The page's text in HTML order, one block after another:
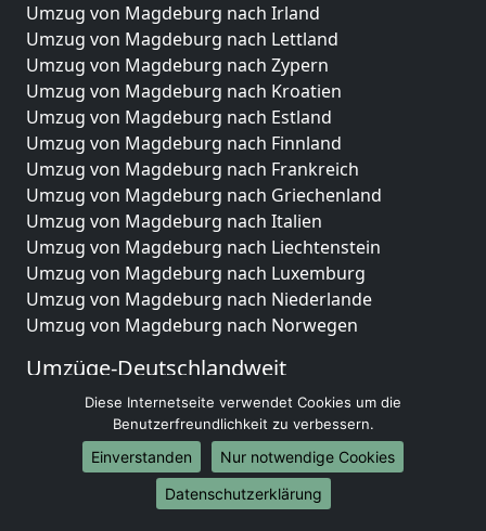
Umzug von Magdeburg nach Irland
Umzug von Magdeburg nach Lettland
Umzug von Magdeburg nach Zypern
Umzug von Magdeburg nach Kroatien
Umzug von Magdeburg nach Estland
Umzug von Magdeburg nach Finnland
Umzug von Magdeburg nach Frankreich
Umzug von Magdeburg nach Griechenland
Umzug von Magdeburg nach Italien
Umzug von Magdeburg nach Liechtenstein
Umzug von Magdeburg nach Luxemburg
Umzug von Magdeburg nach Niederlande
Umzug von Magdeburg nach Norwegen
Umzüge-Deutschlandweit
Umzug von Magdeburg nach Berlin
Umzug von Magdeburg nach Hamburg
Umzug von Magdeburg nach München
Umzug von Magdeburg nach Köln
Umzug von Magdeburg nach Frankfurt am Main
Diese Internetseite verwendet Cookies um die
Benutzerfreundlichkeit zu verbessern.
Einverstanden
Nur notwendige Cookies
Datenschutzerklärung